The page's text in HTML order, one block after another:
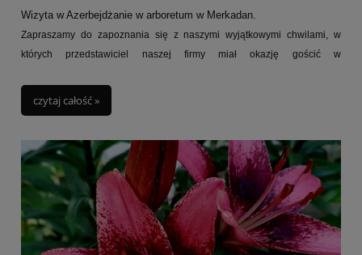
Wizyta w Azerbejdżanie w arboretum w Merkadan.
Zapraszamy do zapoznania się z naszymi wyjątkowymi chwilami, w
których przedstawiciel naszej firmy miał okazję gościć w
przyrody. To miejsce, które zachwyca swoją bogatą kolekcją
największych tego typu na świecie.
Arboretum zostało założone przez Murtuzy'ego Mukhtarova (1857-1920),
nie tylko potentata i milionera naftowego w Baku, ale także miłośnika
przyrody. Pałac, który stanowi nieodłączną część ogrodu, jest wyrazem
olbrzymiego zaangażowania i pasji do roślinności. Jest wspaniale
położony na wzgórzu w centrum ogrodu co pozwala dostrzec wody
czytaj całość »